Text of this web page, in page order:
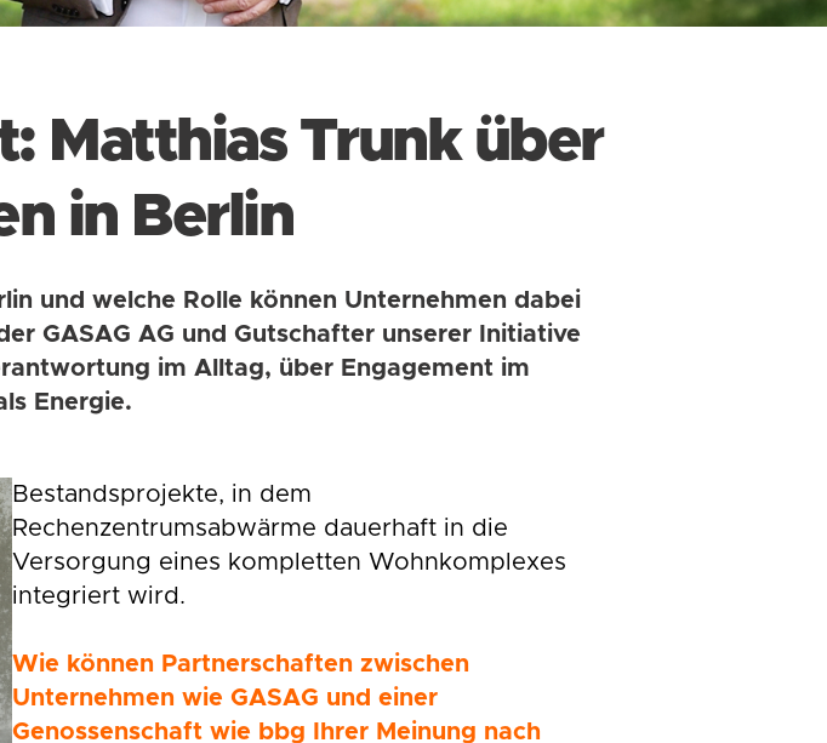
Matthias Trunk über
in Berlin
und welche Rolle können Unternehmen dabei
GASAG AG und Gutschafter unserer Initiative
im Alltag, über Engagement im
Energie.
Bestandsprojekte, in dem
Rechenzentrumsabwärme dauerhaft in die
Versorgung eines kompletten Wohnkomplexes
integriert wird.
Wie können Partnerschaften zwischen
Unternehmen wie GASAG und einer
Genossenschaft wie bbg Ihrer Meinung nach